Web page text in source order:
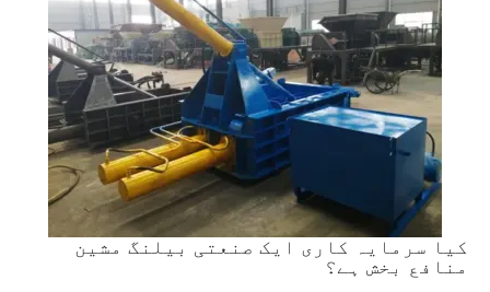
کیا سرمایہ کاری ایک صنعتی بیلنگ مشین
منافع بخش ہے؟